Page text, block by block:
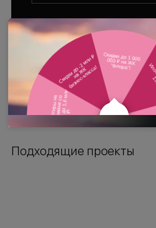
Оставить заявку
Нажимая на кнопку « Оставить заявку »,
вы соглашаетесь с условиями
персональных данных
,
конфиденциальности
Согласия на
информационные рассылки
Согласия
персональных данных
Подходящие проекты